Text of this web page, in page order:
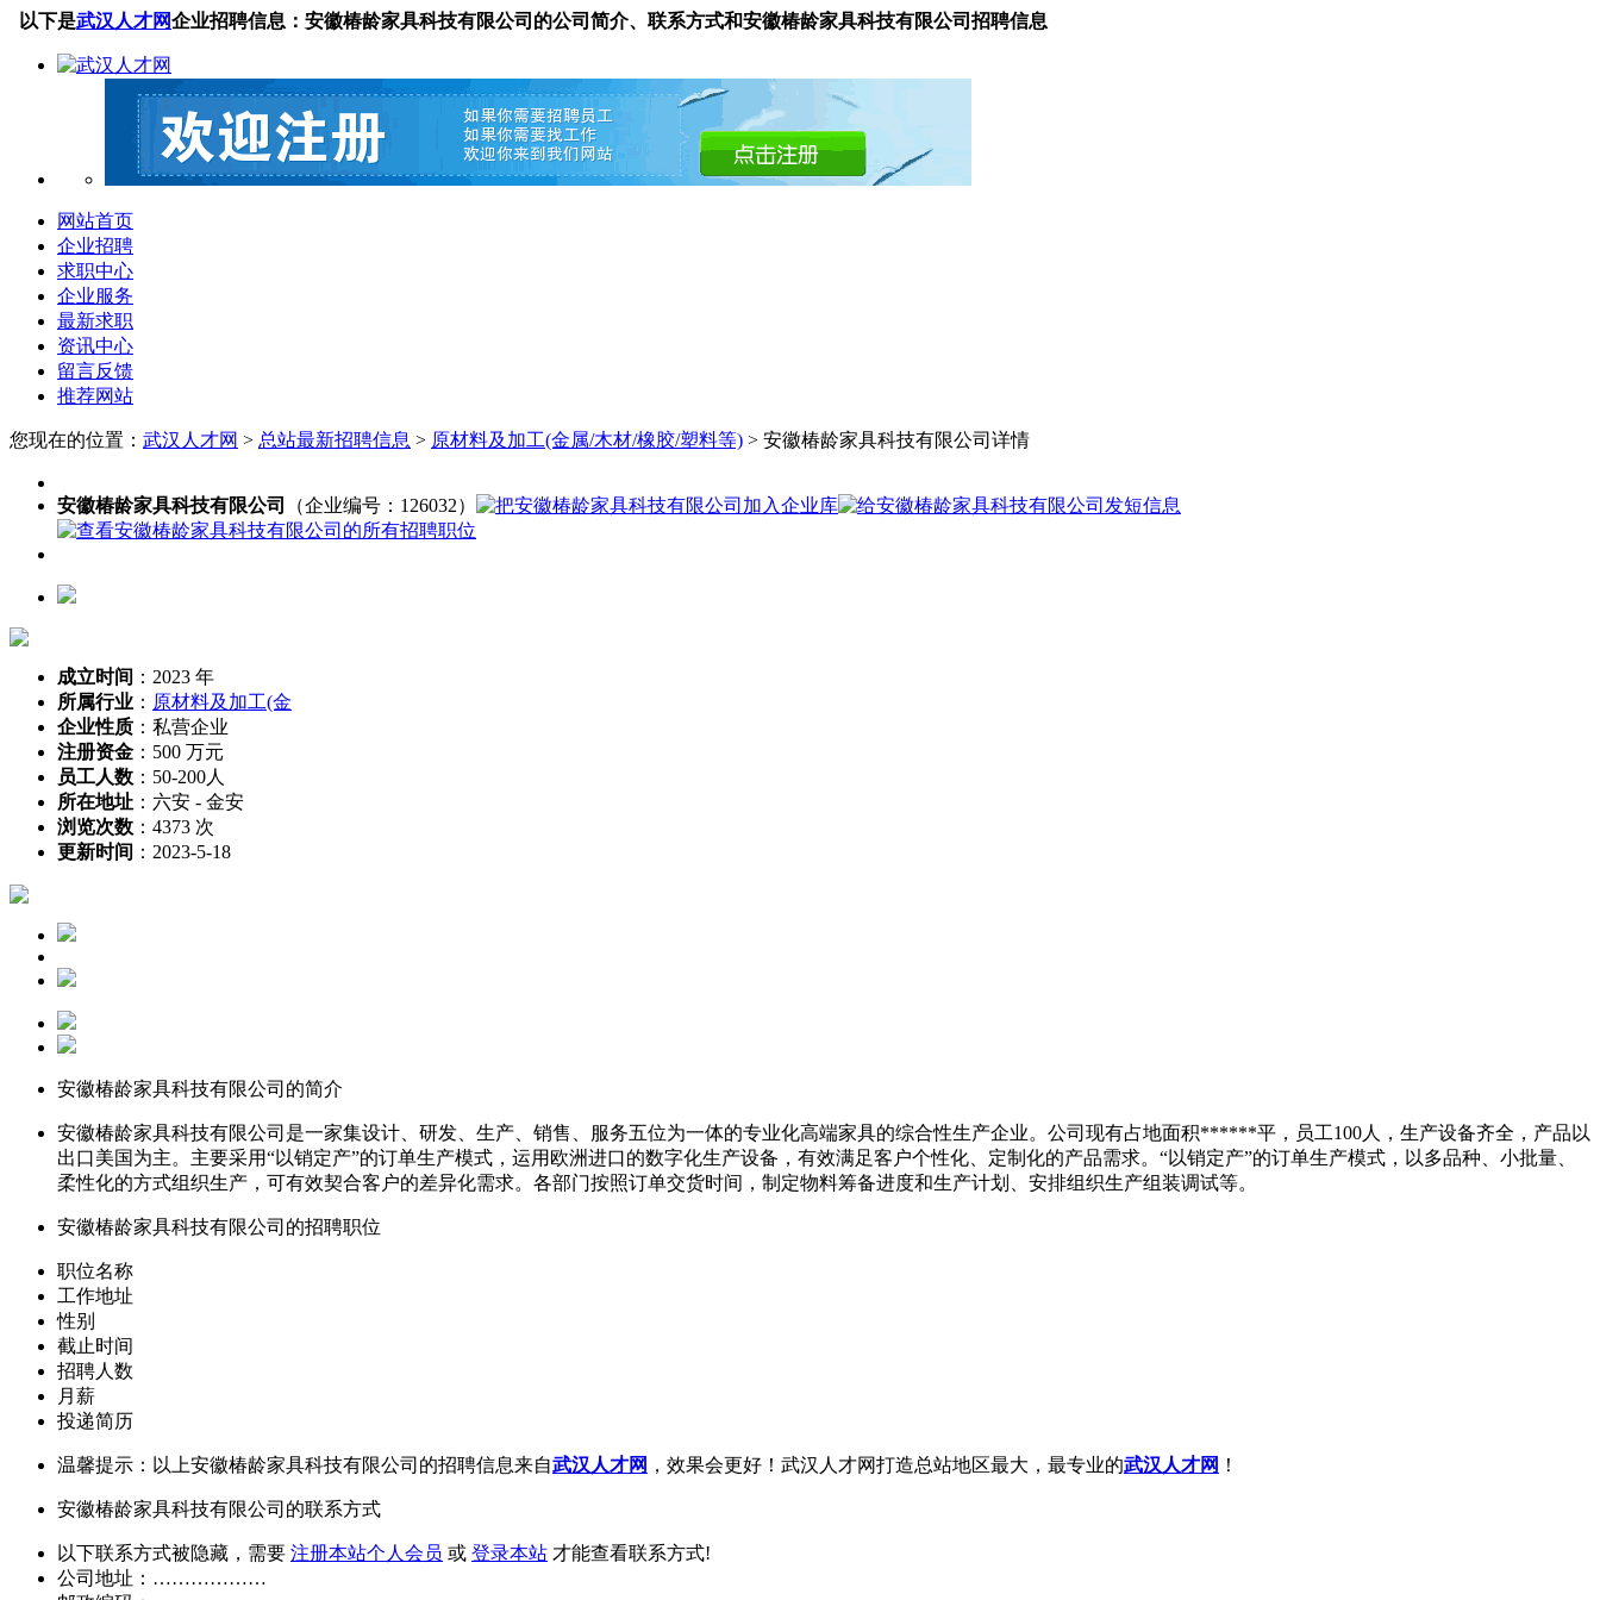
以下是武汉人才网企业招聘信息：安徽椿龄家具科技有限公司的公司简介、联系方式和安徽椿龄家具科技有限公司招聘信息
网站首页
企业招聘
求职中心
企业服务
最新求职
资讯中心
留言反馈
推荐网站
您现在的位置： 武汉人才网 > 总站最新招聘信息 > 原材料及加工(金属/木材/橡胶/塑料等) > 安徽椿龄家具科技有限公司详情
安徽椿龄家具科技有限公司 （企业编号：126032）
成立时间 ： 2023 年
所属行业 ： 原材料及加工(金
企业性质 ： 私营企业
注册资金 ： 500 万元
员工人数 ： 50-200人
所在地址 ： 六安 - 金安
浏览次数 ： 4373 次
更新时间 ： 2023-5-18
安徽椿龄家具科技有限公司的简介
安徽椿龄家具科技有限公司是一家集设计、研发、生产、销售、服务五位为一体的专业化高端家具的综合性生产企业。公司现有占地面积******平，员工100人，生产设备齐全，产品以
出口美国为主。主要采用“以销定产”的订单生产模式，运用欧洲进口的数字化生产设备，有效满足客户个性化、定制化的产品需求。“以销定产”的订单生产模式，以多品种、小批量、
柔性化的方式组织生产，可有效契合客户的差异化需求。各部门按照订单交货时间，制定物料筹备进度和生产计划、安排组织生产组装调试等。
安徽椿龄家具科技有限公司的招聘职位
职位名称
工作地址
性别
截止时间
招聘人数
月薪
投递简历
温馨提示：以上安徽椿龄家具科技有限公司的招聘信息来自武汉人才网 ，效果会更好！武汉人才网打造总站地区最大，最专业的武汉人才网 ！
安徽椿龄家具科技有限公司的联系方式
以下联系方式被隐藏，需要 注册本站个人会员 或 登录本站 才能查看联系方式!
公司地址：………………